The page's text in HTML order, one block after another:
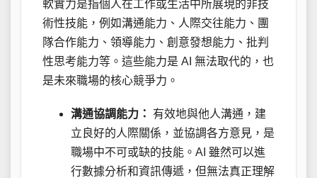
軟實力是指個人在工作或生活中所展現的非技
術性技能，例如溝通能力、人際交往能力、團
隊合作能力、領導能力、創意發想能力、批判
性思考能力等。這些能力是 AI 無法取代的，也
是未來職場的核心競爭力。
溝通協調能力：
有效地與他人溝通，建
立良好的人際關係，並協調各方意見，是
職場中不可或缺的技能。AI 雖然可以進
行數據分析和資訊傳遞，但無法真正理解